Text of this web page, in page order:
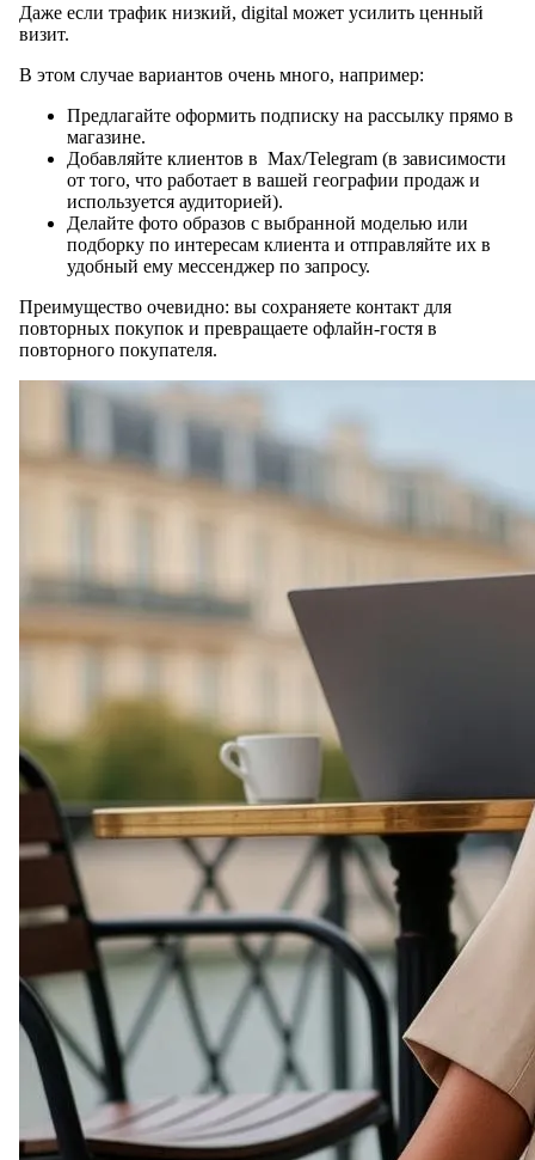
Даже если трафик низкий, digital может усилить ценный
визит.
В этом случае вариантов очень много, например:
Предлагайте оформить подписку на рассылку прямо в
магазине.
Добавляйте клиентов в Max/Telegram (в зависимости
от того, что работает в вашей географии продаж и
используется аудиторией).
Делайте фото образов с выбранной моделью или
подборку по интересам клиента и отправляйте их в
удобный ему мессенджер по запросу.
Преимущество очевидно: вы сохраняете контакт для
повторных покупок и превращаете офлайн-гостя в
повторного покупателя.